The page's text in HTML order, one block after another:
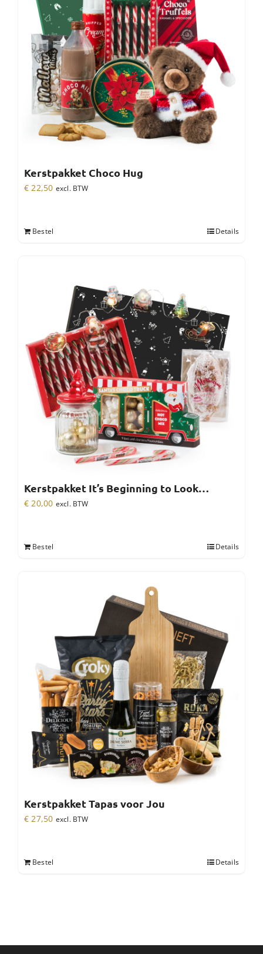
Kerstpakket Choco Hug
€ 22,50 excl. BTW
Bestel Details
Kerstpakket It’s Beginning to Look…
€ 20,00 excl. BTW
Bestel Details
Kerstpakket Tapas voor Jou
€ 27,50 excl. BTW
Bestel Details